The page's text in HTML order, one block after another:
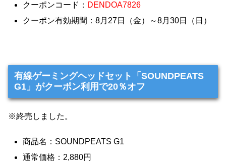
クーポンコード： DENDOA7826
クーポン有効期間：8月27日（金）～8月30日（日）
有線ゲーミングヘッドセット「SOUNDPEATS
G1」がクーポン利用で20％オフ
※終売しました。
商品名：SOUNDPEATS G1
通常価格：2,880円